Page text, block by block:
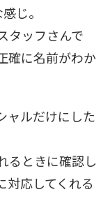
じ。
タッフさんで
確に名前がわか
ャルだけにした
るときに確認し
対応してくれる